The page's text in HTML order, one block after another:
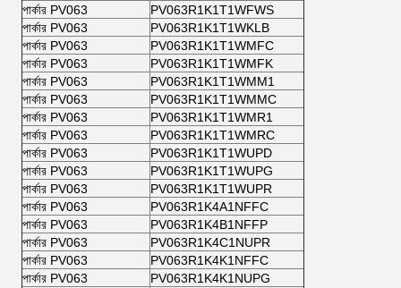
পার্কার PV063
PV063R1K1T1WFWS
পার্কার PV063
PV063R1K1T1WKLB
পার্কার PV063
PV063R1K1T1WMFC
পার্কার PV063
PV063R1K1T1WMFK
পার্কার PV063
PV063R1K1T1WMM1
পার্কার PV063
PV063R1K1T1WMMC
পার্কার PV063
PV063R1K1T1WMR1
পার্কার PV063
PV063R1K1T1WMRC
পার্কার PV063
PV063R1K1T1WUPD
পার্কার PV063
PV063R1K1T1WUPG
পার্কার PV063
PV063R1K1T1WUPR
পার্কার PV063
PV063R1K4A1NFFC
পার্কার PV063
PV063R1K4B1NFFP
পার্কার PV063
PV063R1K4C1NUPR
পার্কার PV063
PV063R1K4K1NFFC
পার্কার PV063
PV063R1K4K1NUPG